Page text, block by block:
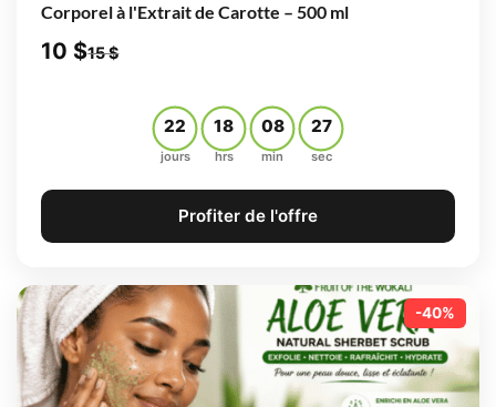
Corporel à l'Extrait de Carotte – 500 ml
10 $15$
22
jours
18
hrs
08
min
26
sec
Profiter de l'offre
-40%